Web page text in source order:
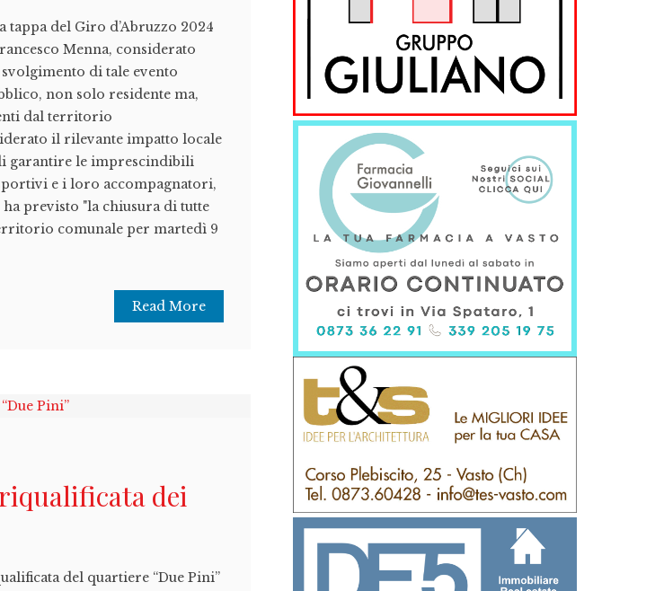
del Giro d’Abruzzo 2024
Menna, considerato
di tale evento
non solo residente ma,
dal territorio
il rilevante impatto locale
garantire le imprescindibili
e i loro accompagnatori,
ha previsto "la chiusura di tutte
comunale per martedì 9
Read More
dei
del quartiere “Due Pini”